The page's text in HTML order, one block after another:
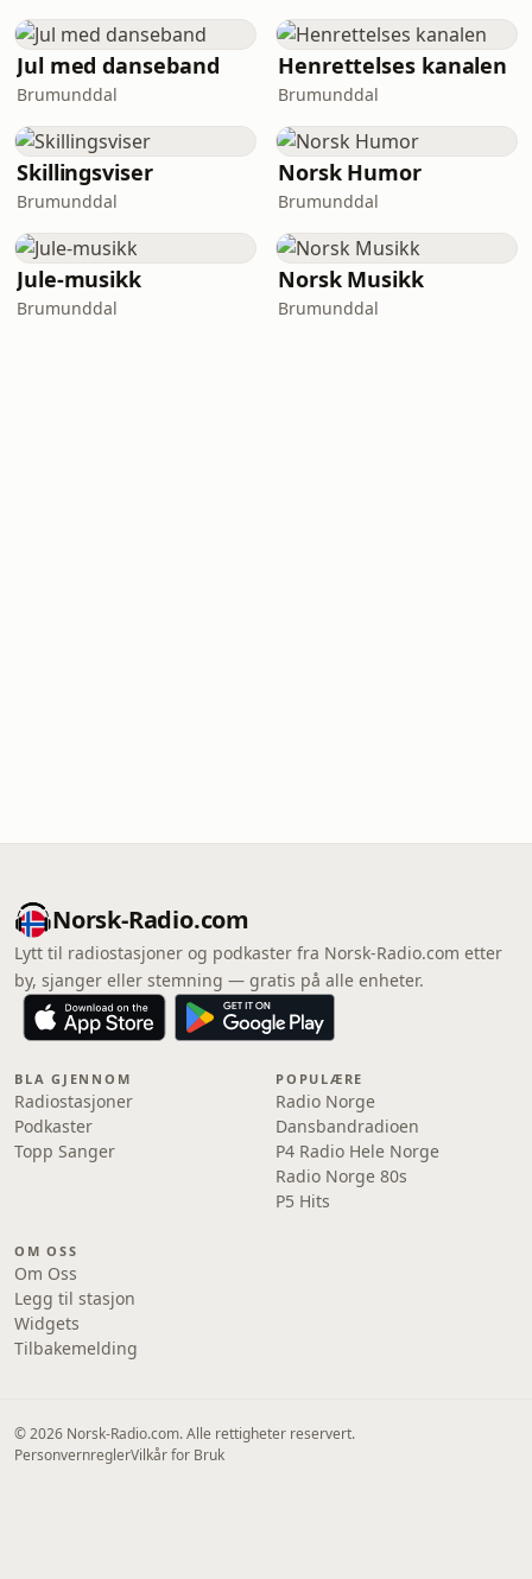
Jul med danseband
Brumunddal
Henrettelses kanalen
Brumunddal
Skillingsviser
Brumunddal
Norsk Humor
Brumunddal
Jule-musikk
Brumunddal
Norsk Musikk
Brumunddal
Norsk-Radio.com
Lytt til radiostasjoner og podkaster fra Norsk-Radio.com etter
by, sjanger eller stemning — gratis på alle enheter.
BLA GJENNOM
Radiostasjoner
Podkaster
Topp Sanger
POPULÆRE
Radio Norge
Dansbandradioen
P4 Radio Hele Norge
Radio Norge 80s
P5 Hits
OM OSS
Om Oss
Legg til stasjon
Widgets
Tilbakemelding
© 2026 Norsk-Radio.com. Alle rettigheter reservert.
PersonvernreglerVilkår for Bruk